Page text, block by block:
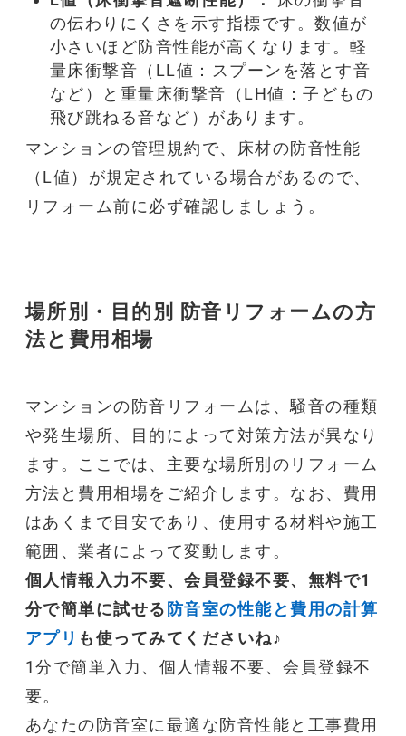
の伝わりにくさを示す指標です。数値が
小さいほど防音性能が高くなります。軽
量床衝撃音（LL値：スプーンを落とす音
など）と重量床衝撃音（LH値：子どもの
飛び跳ねる音など）があります。
マンションの管理規約で、床材の防音性能
（L値）が規定されている場合があるので、
リフォーム前に必ず確認しましょう。
場所別・目的別 防音リフォームの方
法と費用相場
マンションの防音リフォームは、騒音の種類
や発生場所、目的によって対策方法が異なり
ます。ここでは、主要な場所別の リフォーム
方法と費用相場をご紹介します。なお、費用
はあくまで目安であり、使用する材料や施工
範囲、業者によって変動します。
個人情報入力不要、会員登録不要、無料で1
分で簡単に試せる防音室の性能と費用の計算
アプリ も使ってみてくださいね♪
1分で簡単入力、個人情報不要、会員登録不
要。
あなたの防音室に最適な防音性能と工事費用